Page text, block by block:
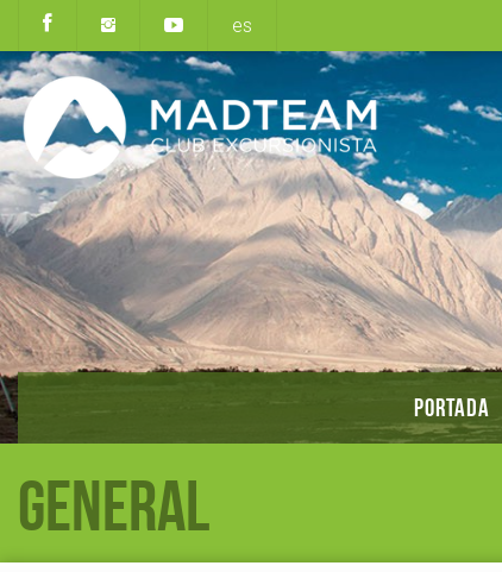
es
PORTADA
General